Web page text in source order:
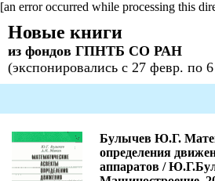
[an error occurred while processing this
Новые книги
из фондов ГПНТБ СО РАН
(экспонировались с 27 февр. по
Булычев Ю.Г.
определения
аппаратов /